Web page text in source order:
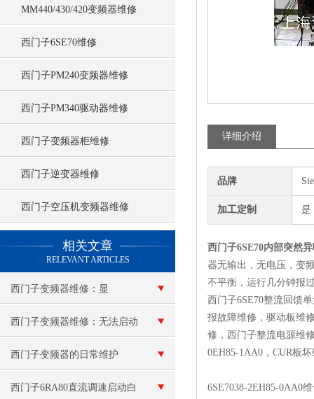
MM440/430/420变频器维修
西门子6SE70维修
西门子PM240变频器维修
西门子PM340驱动器维修
西门子变频器柜维修
西门子逆变器维修
西门子空压机变频器维修
相关文章
RELEVANT ARTICLES
西门子变频器维修：显
示“e”报警
西门子变频器维修：无法启动
西门子变频器的日常维护
西门子6RA80直流调速启动白
详细介绍
品牌
加工定制 是
西门子6SE70内部突然
器无输出，无电压，变
不平衡，运行几分钟报
西门子6SE70整流回馈
报故障维修，驱动板维
修，西门子整流电源维
0EH85-1AA0，CUR板
6SE7038-2EH85-0AA0